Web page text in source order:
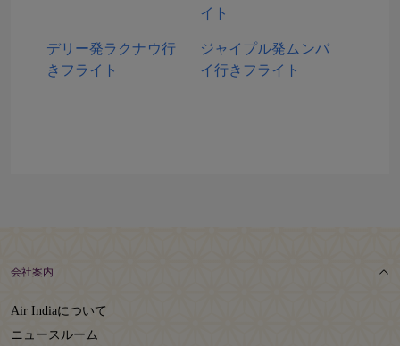
イト
デリー発ラクナウ行
きフライト
ジャイプル発ムンバ
イ行きフライト
会社案内
Air Indiaについて
ニュースルーム